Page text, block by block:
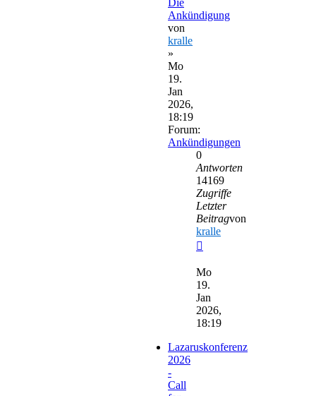
Die
Ankündigung
von
kralle
»
Mo
19.
Jan
2026,
18:19
Forum:
Ankündigungen
0
Antworten
14169
Zugriffe
Letzter
Beitragvon
kralle
Beitrag
Mo
19.
Jan
2026,
18:19
Lazaruskonferenz
2026
-
Call